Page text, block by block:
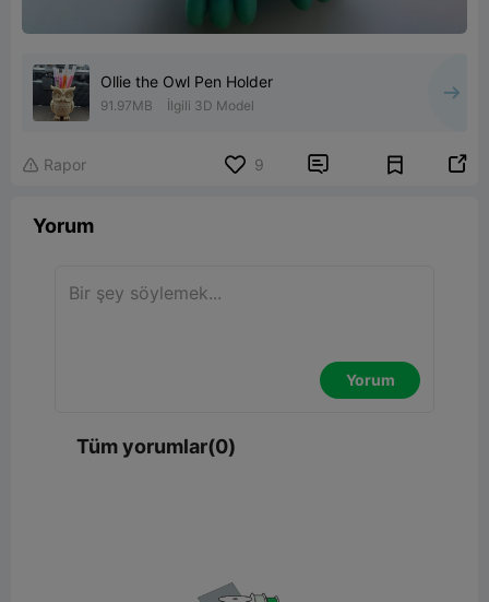
Ollie the Owl Pen Holder
91.97MB İlgili 3D Model
 Rapor 9  
Yorum
Yorum
Tüm yorumlar(0)